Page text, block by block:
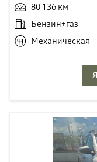
80 136 км
Бензин+газ
Механическая